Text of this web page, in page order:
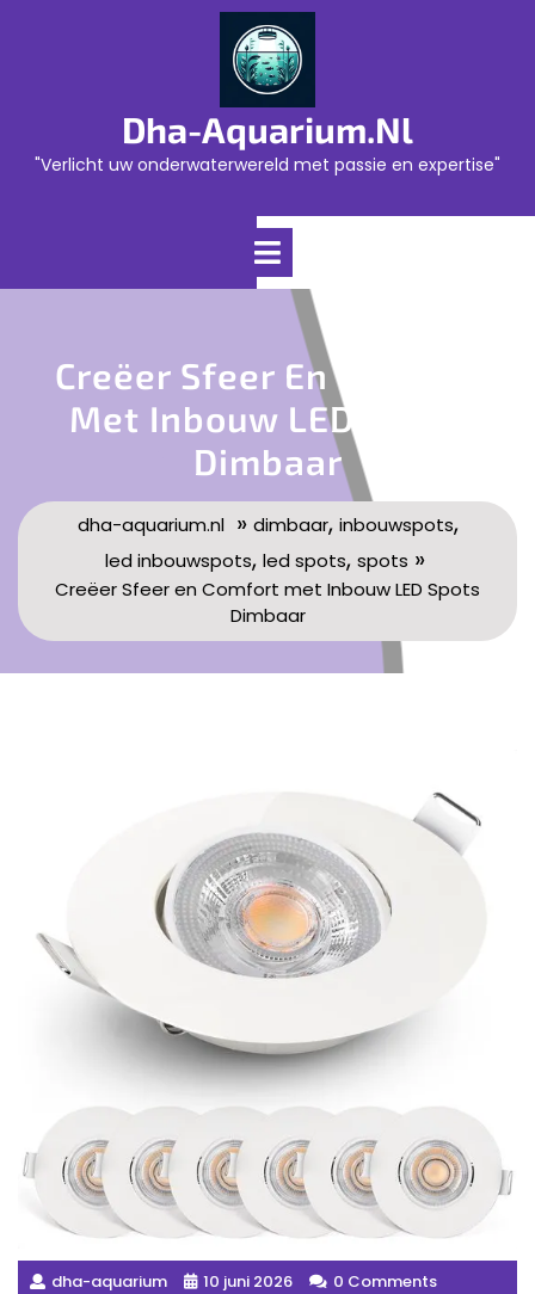
Dha-Aquarium.nl
"Verlicht uw onderwaterwereld met passie en expertise"
Open
Creëer Sfeer En Comfort
Met Inbouw LED Spots
Dimbaar
dha-aquarium.nl» dimbaar, inbouwspots,
led inbouwspots, led spots, spots »
Creëer Sfeer en Comfort met Inbouw LED Spots
Dimbaar
dha-aquarium 10 juni 2026 0 Comments